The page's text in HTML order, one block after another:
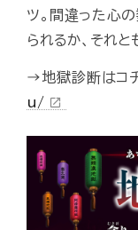
ツ。間違った心
られるか、それ
→地獄診断はコ
u/ open_in_new